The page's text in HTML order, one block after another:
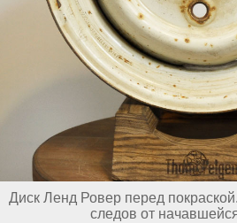
Диск Ленд Ровер перед
следов от